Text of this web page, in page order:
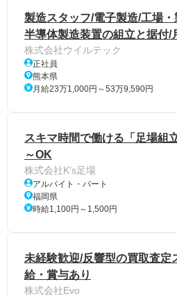
製造スタッフ/電子製造/工場
半導体製造装置の組立と据付/
株式会社ウイルテック
正社員
熊本県
月給23万1,000円～53万9,590円
スキマ時間で働ける「足場組
～OK
株式会社K’s足場
アルバイト・パート
福岡県
時給1,100円～1,500円
未経験歓迎/反響型の買取査定
給・賞与あり
株式会社Evo